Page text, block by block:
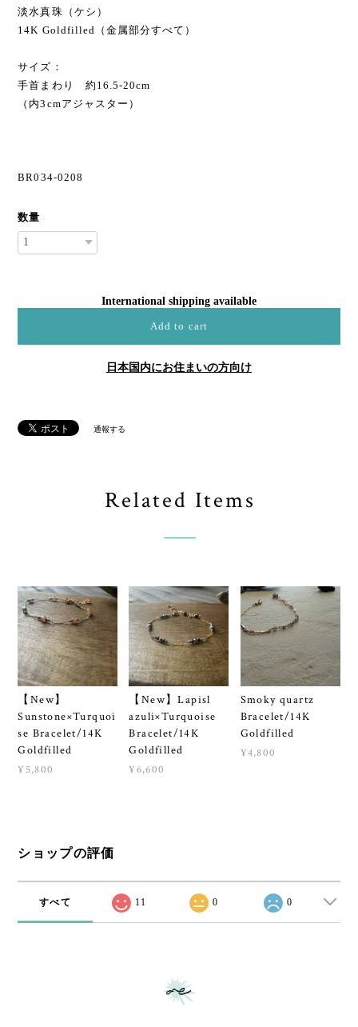
淡水真珠（ケシ）
14K Goldfilled（金属部分すべて）
サイズ：
手首まわり 約16.5-20cm
（内3cmアジャスター）
BR034-0208
数量
International shipping available
Add to cart
日本国内にお住まいの方向け
通報する
Related Items
【New】
Sunstone×Turquoi
se Bracelet/14K
Goldfilled
¥5,800
【New】Lapisl
azuli×Turquoise
Bracelet/14K
Goldfilled
¥6,600
Smoky quartz
Bracelet/14K
Goldfilled
¥4,800
ショップの評価
すべて 11 0 0